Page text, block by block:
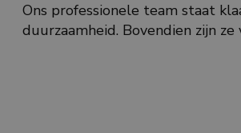
Ons professionele team staat
duurzaamheid. Bovendien zijn